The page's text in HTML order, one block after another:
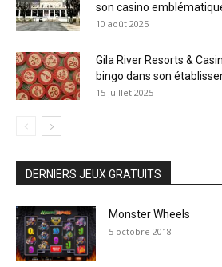
son casino
10 août 2025
Gila River Resorts &
bingo dans son
15 juillet 2025
DERNIERS JEUX GRATUITS
Monster Wheels
5 octobre 2018